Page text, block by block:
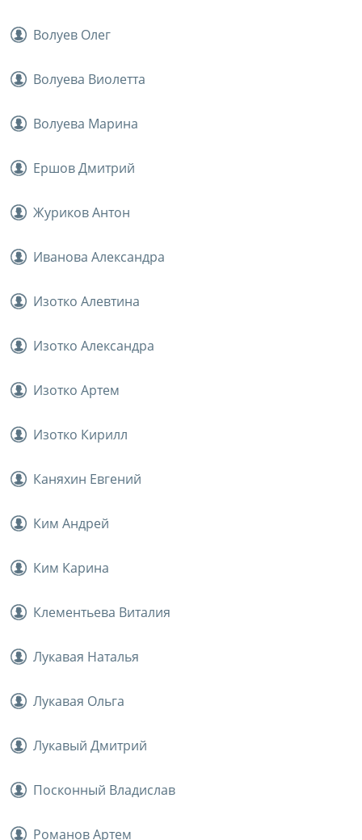
Волуев Олег
Волуева Виолетта
Волуева Марина
Ершов Дмитрий
Журиков Антон
Иванова Александра
Изотко Алевтина
Изотко Александра
Изотко Артем
Изотко Кирилл
Каняхин Евгений
Ким Андрей
Ким Карина
Клементьева Виталия
Лукавая Наталья
Лукавая Ольга
Лукавый Дмитрий
Посконный Владислав
Романов Артем